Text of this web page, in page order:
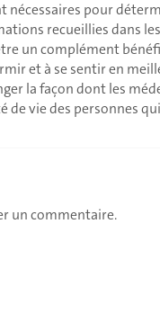
nécessaires pour
recueillies dans
un complément
et à se sentir en
la façon dont les
de vie des personnes
un commentaire.